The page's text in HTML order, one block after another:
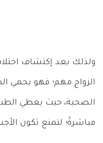
ولذلك يعد إكتشاف
الزواج مهم؛ فهو يحمي
الصحية، حيث يعطي
مباشرةً؛ لتمنع تكون